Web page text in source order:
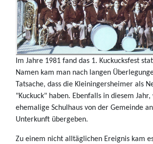
Im Jahre 1981 fand das 1. Kuckucksfest
Namen kam man nach langen
Tatsache, dass die Kleiningersheimer als
"Kuckuck" haben. Ebenfalls in diesem Jahr,
ehemalige Schulhaus von der Gemeinde
Unterkunft übergeben.
Zu einem nicht alltäglichen Ereignis kam